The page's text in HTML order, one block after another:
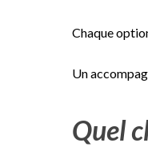
Chaque
Un
Quel